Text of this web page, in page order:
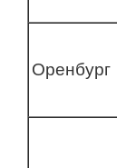
Оренбург